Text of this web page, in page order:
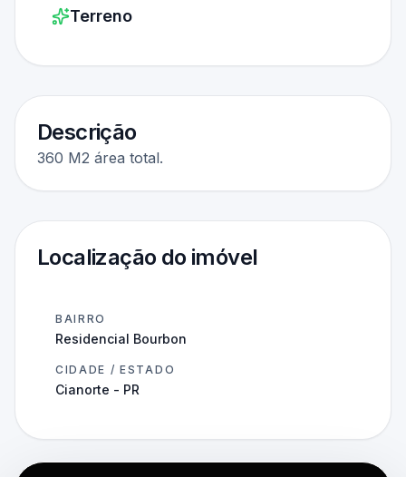
Terreno
Descrição
360 M2 área total.
Localização do imóvel
BAIRRO
Residencial Bourbon
CIDADE / ESTADO
Cianorte - PR